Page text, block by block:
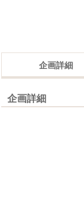
企画詳細
企画詳細